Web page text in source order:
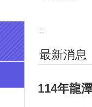
:::
最新消息
114年龍